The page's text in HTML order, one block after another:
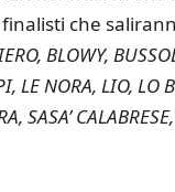
che
BLOWY,
LE NORA, LIO, LO
SASA’